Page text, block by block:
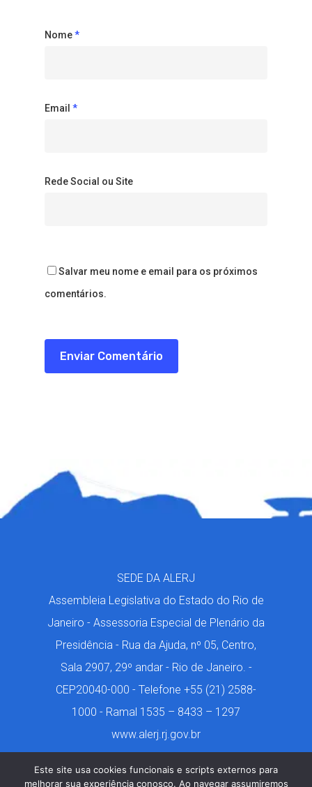
Nome*
Email *
Rede Social ou Site
Salvar meu nome e email para os próximos
comentários.
SEDE DA ALERJ
Assembleia Legislativa do Estado do Rio de
Janeiro - Assessoria Especial de Plenário da
Presidência - Rua da Ajuda, nº 05, Centro,
Sala 2907, 29º andar - Rio de Janeiro. -
CEP20040-000 - Telefone +55 (21) 2588-
1000 - Ramal 1535 – 8433 – 1297
www.alerj.rj.gov.br
Este site usa cookies funcionais e scripts externos para
melhorar sua experiência conosco. Ao navegar assumiremos